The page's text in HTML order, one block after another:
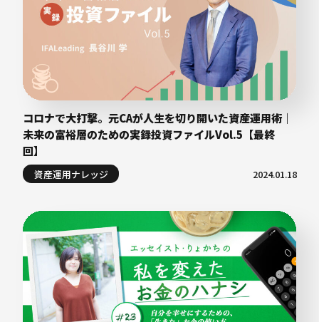
コロナで大打撃。元CAが人生を切り開いた資産運用術｜
未来の富裕層のための実録投資ファイルVol.5【最終
回】
資産運用ナレッジ 2024.01.18